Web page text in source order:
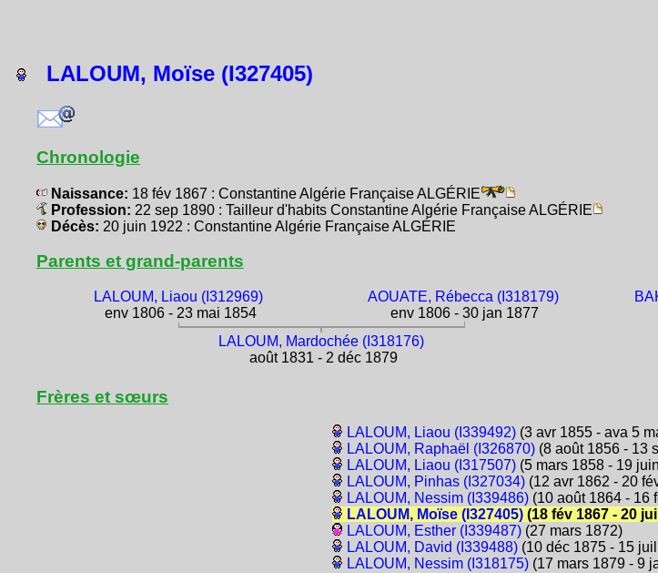
LALOUM, Moïse (I327405)
Chronologie
Naissance: 18 fév 1867 : Constantine Algérie Française ALGÉRIE
Profession: 22 sep 1890 : Tailleur d'habits Constantine Algérie Française ALGÉRIE
Décès: 20 juin 1922 : Constantine Algérie Française ALGÉRIE
Parents et grand-parents
LALOUM, Liaou (I312969)
env 1806 - 23 mai 1854
AOUATE, Rébecca (I318179)
env 1806 - 30 jan 1877
LALOUM, Mardochée (I318176)
août 1831 - 2 déc 1879
Frères et sœurs
LALOUM, Liaou (I339492) (3 avr 1855 - ava 5
LALOUM, Raphaël (I326870) (8 août 1856 - 13
LALOUM, Liaou (I317507) (5 mars 1858 - 19
LALOUM, Pinhas (I327034) (12 avr 1862 - 20
LALOUM, Nessim (I339486) (10 août 1864 - 16
LALOUM, Moïse (I327405) (18 fév 1867 - 20
LALOUM, Esther (I339487) (27 mars 1872)
LALOUM, David (I339488) (10 déc 1875 - 15
LALOUM, Nessim (I318175) (17 mars 1879 - 9